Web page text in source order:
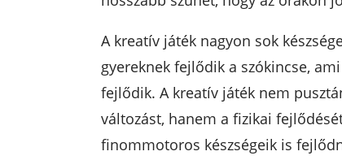
A kreatív játék nagyon sok
gyereknek fejlődik a szókincse,
fejlődik. A kreatív játék nem
változást, hanem a fizikai
finommotoros készségeik is